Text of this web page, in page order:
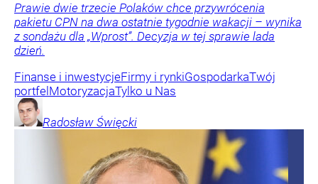
Prawie dwie trzecie Polaków chce przywrócenia
pakietu CPN na dwa ostatnie tygodnie wakacji – wynika
z sondażu dla „Wprost”. Decyzja w tej sprawie lada
dzień.
Finanse i inwestycjeFirmy i rynkiGospodarkaTwój
portfel MotoryzacjaTylko u Nas
Radosław Święcki